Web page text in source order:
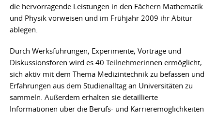
die hervorragende Leistungen in den Fächern Mathematik
und Physik vorweisen und im Frühjahr 2009 ihr Abitur
ablegen.
Durch Werksführungen, Experimente, Vorträge und
Diskussionsforen wird es 40 Teilnehmerinnen ermöglicht,
sich aktiv mit dem Thema Medizintechnik zu befassen und
Erfahrungen aus dem Studienalltag an Universitäten zu
sammeln. Außerdem erhalten sie detaillierte
Informationen über die Berufs- und Karrieremöglichkeiten